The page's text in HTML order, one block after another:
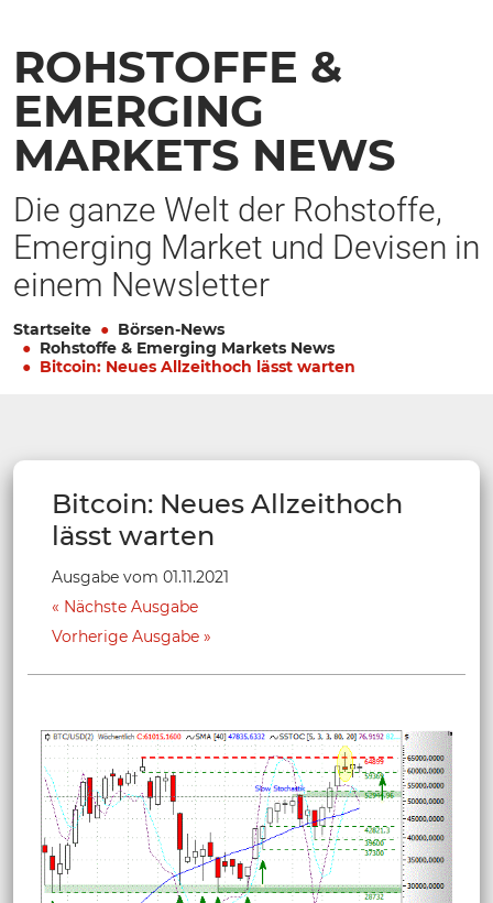
ROHSTOFFE &
EMERGING
MARKETS NEWS
Die ganze Welt der Rohstoffe,
Emerging Market und Devisen in
einem Newsletter
Startseite
Börsen-News
Rohstoffe & Emerging Markets News
Bitcoin: Neues Allzeithoch lässt warten
Bitcoin: Neues Allzeithoch
lässt warten
Ausgabe vom 01.11.2021
Nächste Ausgabe
Vorherige Ausgabe